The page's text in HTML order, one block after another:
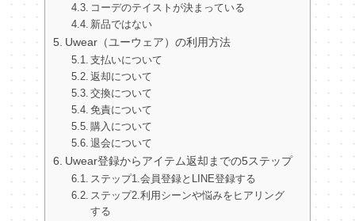
コーデのテイストが決まっている
新品ではない
Uwear（ユーウェア）の利用方法
支払いについて
返却について
交換について
免責について
購入について
退会について
Uwear登録からアイテム返却までの5ステップ
ステップ1.会員登録とLINE登録する
ステップ2.利用シーンや悩みをヒアリング
する